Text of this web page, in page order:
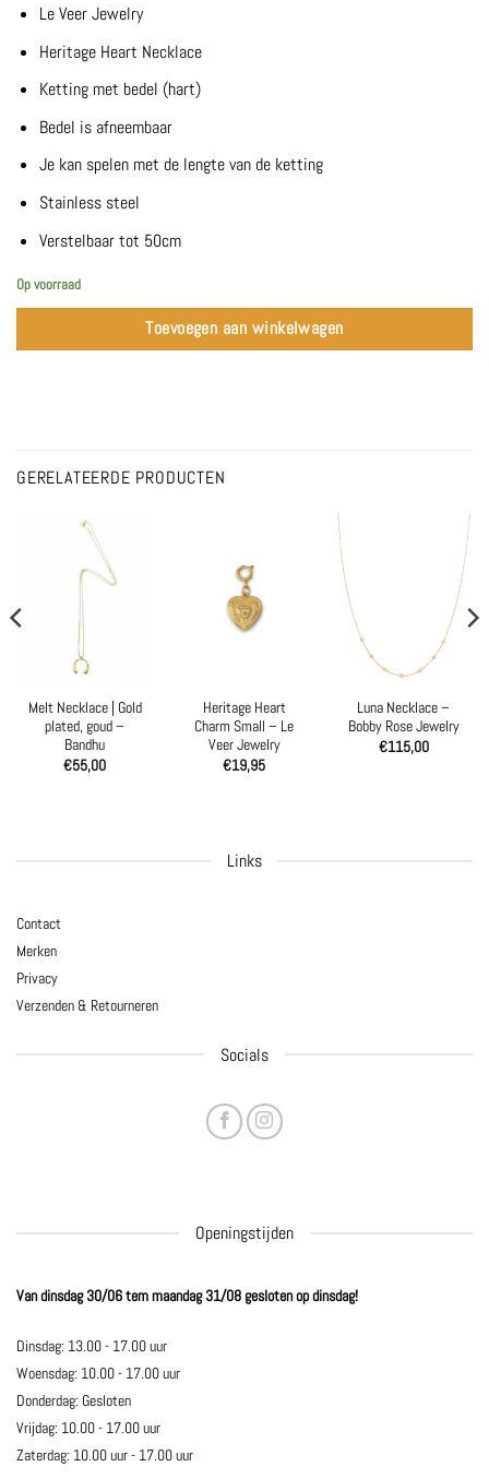
Le Veer Jewelry
Heritage Heart Necklace
Ketting met bedel (hart)
Bedel is afneembaar
Je kan spelen met de lengte van de ketting
Stainless steel
Verstelbaar tot 50cm
Op voorraad
Toevoegen aan winkelwagen
GERELATEERDE PRODUCTEN
Melt Necklace | Gold
plated, goud –
Bandhu
€55,00
Heritage Heart
Charm Small – Le
Veer Jewelry
€19,95
Luna Necklace –
Bobby Rose Jewelry
€115,00
Links
Contact
Merken
Privacy
Verzenden & Retourneren
Socials
Openingstijden
Van dinsdag 30/06 tem maandag 31/08 gesloten op dinsdag!
Dinsdag: 13.00 - 17.00 uur
Woensdag: 10.00 - 17.00 uur
Donderdag: Gesloten
Vrijdag: 10.00 - 17.00 uur
Zaterdag: 10.00 uur - 17.00 uur